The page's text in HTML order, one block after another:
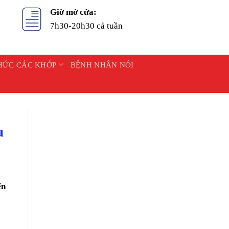
Giờ mở cửa:
7h30-20h30 cả tuần
CÁC KHỚP BỆNH NHÂN NÓI